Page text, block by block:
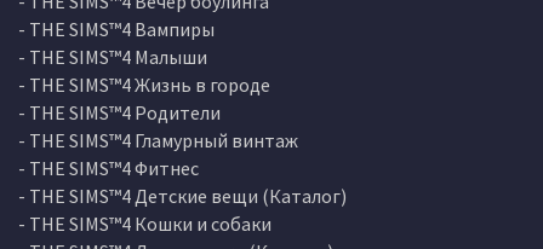
- THE SIMS™4 Вампиры
- THE SIMS™4 Малыши
- THE SIMS™4 Жизнь в городе
- THE SIMS™4 Родители
- THE SIMS™4 Гламурный винтаж
- THE SIMS™4 Фитнес
- THE SIMS™4 Детские вещи (Каталог)
- THE SIMS™4 Кошки и собаки